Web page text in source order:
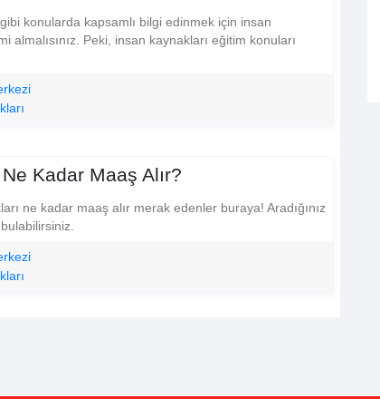
konularda kapsamlı bilgi edinmek için insan
almalısınız. Peki, insan kaynakları eğitim konuları
Kadar Maaş Alır?
ne kadar maaş alır merak edenler buraya! Aradığınız